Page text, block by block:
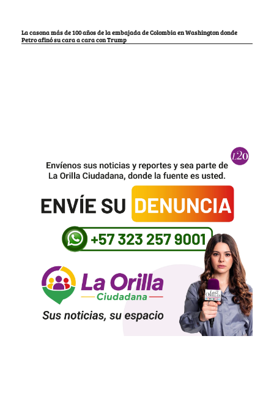
La casona más de 100 años de la embajada de Colombia en Washington donde
Petro afinó su cara a cara con Trump